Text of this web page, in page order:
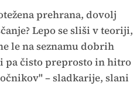
prehrana, dovolj
Lepo se sliši v teoriji,
le na seznamu dobrih
pa čisto preprosto in hitro
– sladkarije, slani